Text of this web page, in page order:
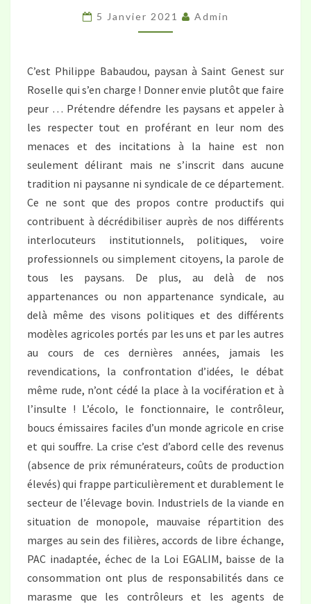
RURALE
87
LEUR
JOURNAL
SYNDICAL,
LA
CONFÉDÉRATION
PAYSANNE
87
RÉPOND.
5 Janvier 2021 Admin
C’est Philippe Babaudou, paysan à Saint Genest sur
Roselle qui s’en charge ! Donner envie plutôt que faire
peur … Prétendre défendre les paysans et appeler à
les respecter tout en proférant en leur nom des
menaces et des incitations à la haine est non
seulement délirant mais ne s’inscrit dans aucune
tradition ni paysanne ni syndicale de ce département.
Ce ne sont que des propos contre productifs qui
contribuent à décrédibiliser auprès de nos différents
interlocuteurs institutionnels, politiques, voire
professionnels ou simplement citoyens, la parole de
tous les paysans. De plus, au delà de nos
appartenances ou non appartenance syndicale, au
delà même des visons politiques et des différents
modèles agricoles portés par les uns et par les autres
au cours de ces dernières années, jamais les
revendications, la confrontation d’idées, le débat
même rude, n’ont cédé la place à la vocifération et à
l’insulte ! L’écolo, le fonctionnaire, le contrôleur,
boucs émissaires faciles d’un monde agricole en crise
et qui souffre. La crise c’est d’abord celle des revenus
(absence de prix rémunérateurs, coûts de production
élevés) qui frappe particulièrement et durablement le
secteur de l’élevage bovin. Industriels de la viande en
situation de monopole, mauvaise répartition des
marges au sein des filières, accords de libre échange,
PAC inadaptée, échec de la Loi EGALIM, baisse de la
consommation ont plus de responsabilités dans ce
marasme que les contrôleurs et les agents de